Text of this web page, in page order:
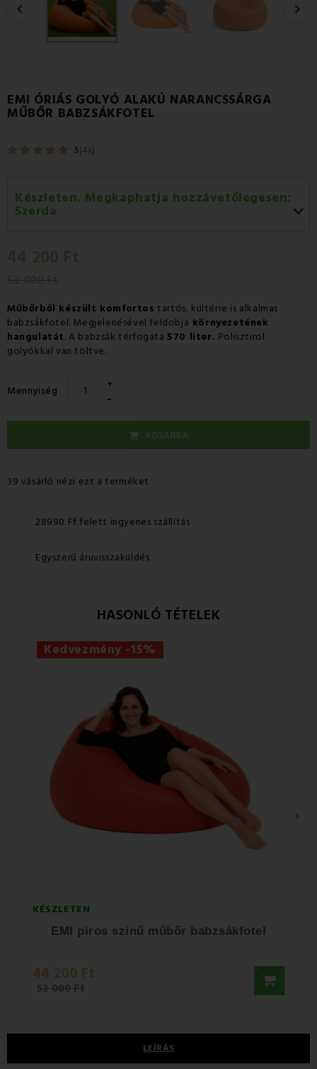
 
EMI ÓRIÁS GOLYÓ ALAKÚ NARANCSSÁRGA
MŰBŐR BABZSÁKFOTEL
5(4x)
Készleten. Megkaphatja hozzávetőlegesen:
Szerda
Csütörtök 13.08
44 200 Ft
Műbőrből készült komfortos tartós, kültérre is alkalmas
babzsákfotel. Megjelenésével feldobja környezetének
hangulatát. A babzsák térfogata570 liter. Polisztirol
golyókkal van töltve.
Mennyiség +
-
 KOSÁRBA
39 vásárló nézi ezt a terméket
28990 Ff felett ingyenes szállítás
Egyszerű áruvisszaküldés
HASONLÓ TÉTELEK
Kedvezmény -15%
KÉSZLETEN
EMI piros színű műbőr babzsákfotel
44 200 Ft
52 000 Ft
›
LEÍRÁS